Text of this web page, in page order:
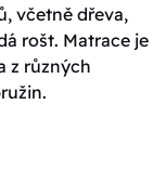
včetně dřeva,
rošt. Matrace je
z různých